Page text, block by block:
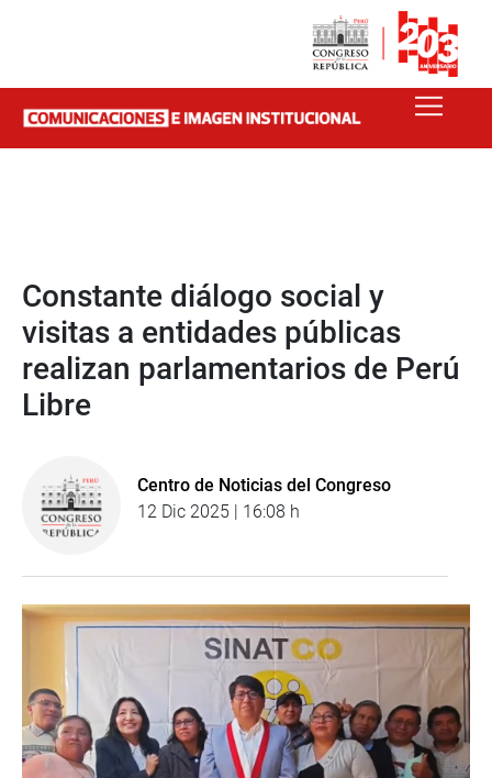
Constante diálogo social y
visitas a entidades públicas
realizan parlamentarios de Perú
Libre
Centro de Noticias del Congreso
12 Dic 2025 | 16:08 h